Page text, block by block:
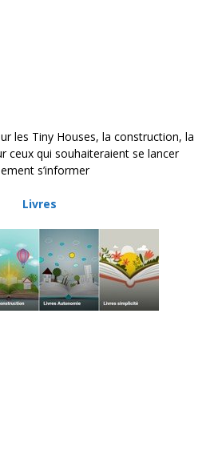
les Tiny Houses, la construction, la
ceux qui souhaiteraient se lancer
s’informer
Livres